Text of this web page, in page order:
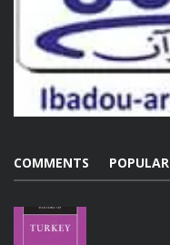
POPULAR
COMMENTS